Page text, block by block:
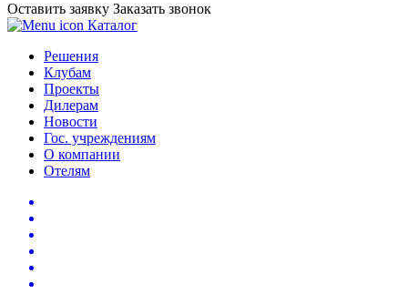
Оставить заявку Заказать звонок
Каталог
Решения
Клубам
Проекты
Дилерам
Новости
Гос. учреждениям
О компании
Отелям